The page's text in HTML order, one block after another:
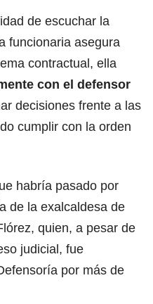
de escuchar la
funcionaria asegura
contractual, ella
con el defensor
decisiones frente a las
cumplir con la orden
habría pasado por
de la exalcaldesa de
, quien, a pesar de
judicial, fue
por más de